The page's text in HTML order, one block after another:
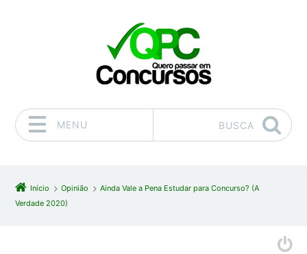
MENU BUSCA
Início Opinião
Ainda Vale a Pena Estudar para Concurso? (A
Verdade 2020)